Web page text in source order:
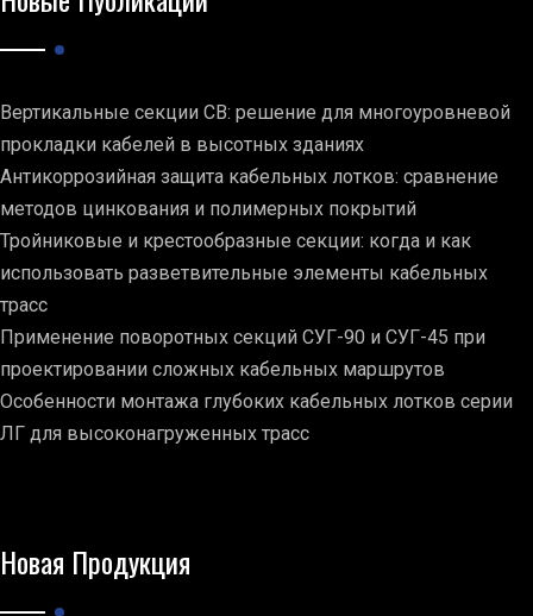
Вертикальные секции СВ: решение для многоуровневой
прокладки кабелей в высотных зданиях
Антикоррозийная защита кабельных лотков: сравнение
методов цинкования и полимерных покрытий
Тройниковые и крестообразные секции: когда и как
использовать разветвительные элементы кабельных
трасс
Применение поворотных секций СУГ-90 и СУГ-45 при
проектировании сложных кабельных маршрутов
Особенности монтажа глубоких кабельных лотков серии
ЛГ для высоконагруженных трасс
Новая Продукция